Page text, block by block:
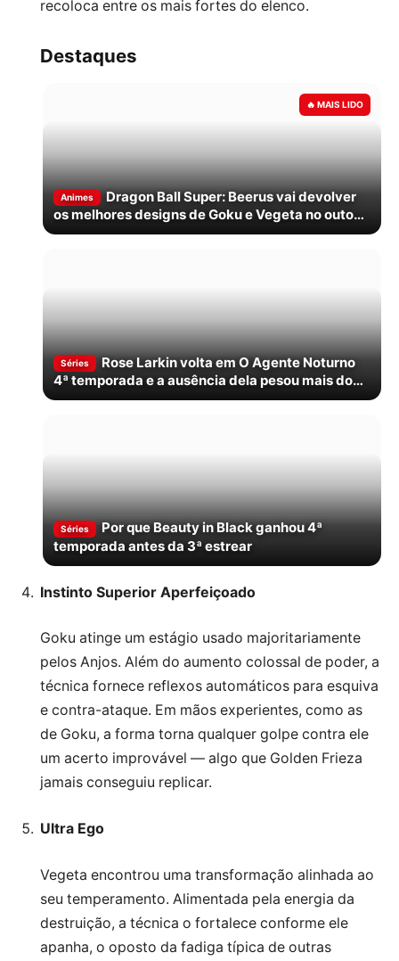
recoloca entre os mais fortes do elenco.
Destaques
Animes
Dragon Ball Super: Beerus vai devolver
os melhores designs de Goku e Vegeta no outono
de 2026
Séries
Rose Larkin volta em O Agente Noturno
4ª temporada e a ausência dela pesou mais do
que parecia
Séries
Por que Beauty in Black ganhou 4ª
temporada antes da 3ª estrear
Instinto Superior Aperfeiçoado
Goku atinge um estágio usado majoritariamente
pelos Anjos. Além do aumento colossal de poder, a
técnica fornece reflexos automáticos para esquiva
e contra-ataque. Em mãos experientes, como as
de Goku, a forma torna qualquer golpe contra ele
um acerto improvável — algo que Golden Frieza
jamais conseguiu replicar.
Ultra Ego
Vegeta encontrou uma transformação alinhada ao
seu temperamento. Alimentada pela energia da
destruição, a técnica o fortalece conforme ele
apanha, o oposto da fadiga típica de outras